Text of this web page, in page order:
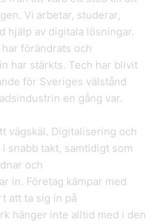
Vi arbetar, studerar,
hjälp av digitala lösningar.
förändrats och
har stärkts. Tech har blivit
för Sveriges välstånd
en gång var.
vägskäl. Digitalisering och
snabb takt, samtidigt som
och
in. Företag kämpar med
att ta sig in på
hänger inte alltid med i den